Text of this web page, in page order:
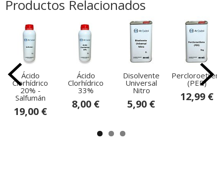
Productos Relacionados
Ácido
Clorhídrico
20% -
Salfumán
19,00 €
Ácido
Clorhídrico
33%
8,00 €
Disolvente
Universal
Nitro
5,90 €
(PER)
12,99 €